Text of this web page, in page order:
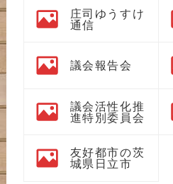
庄司ゆうすけ
通信
議会報告会
議会活性化推
進特別委員会
友好都市の茨
城県日立市